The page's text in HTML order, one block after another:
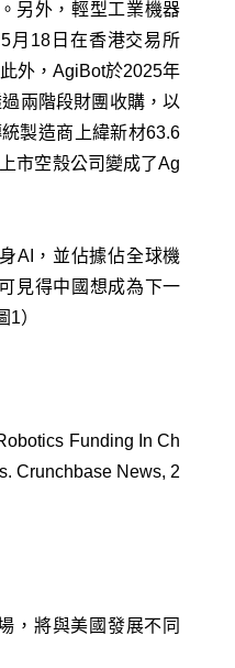
另外，輕型工業機器
月18日在香港交易所
外，AgiBot於2025年
兩階段財團收購，以
製造商上緯新材63.6
市空殼公司變成了Ag
AI，並佔據佔全球機
見得中國想成為下一
）
Funding In Ch
Crunchbase News, 2
，將與美國發展不同